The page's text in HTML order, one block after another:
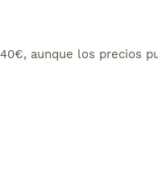
aunque los precios